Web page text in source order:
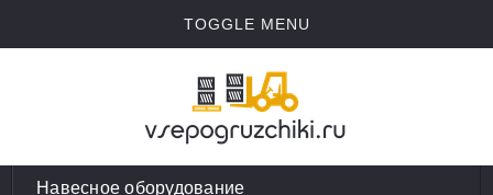
TOGGLE MENU
Навесное оборудование